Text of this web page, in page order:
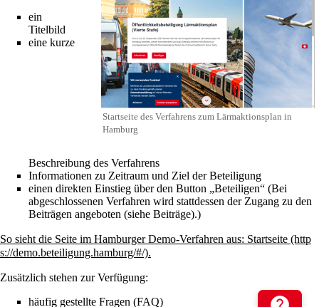
Startseite des Verfahrens zum Lärmaktionsplan in
Hamburg
ein
Titelbild
eine kurze
Beschreibung des Verfahrens
Informationen zu Zeitraum und Ziel der Beteiligung
einen direkten Einstieg über den Button „Beteiligen“ (Bei
abgeschlossenen Verfahren wird stattdessen der Zugang zu den
Beiträgen angeboten (siehe Beiträge).)
So sieht die Seite im Hamburger Demo-Verfahren aus: Startseite
.
Zusätzlich stehen zur Verfügung:
häufig gestellte Fragen (FAQ)